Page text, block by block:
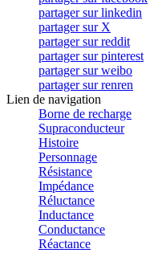
partager sur linkedin
partager sur X
partager sur reddit
partager sur pinterest
partager sur weibo
partager sur renren
Lien de navigation
Borne de recharge
Supraconducteur
Histoire
Personnage
Résistance
Impédance
Réluctance
Inductance
Conductance
Réactance